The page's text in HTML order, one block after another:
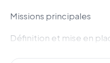
Missions principales
Définition et mise en